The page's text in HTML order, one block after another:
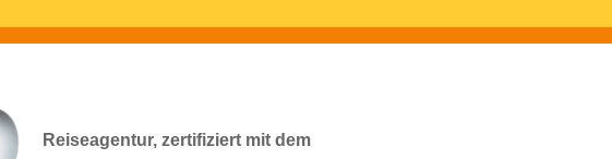
Reiseagentur, zertifiziert mit dem